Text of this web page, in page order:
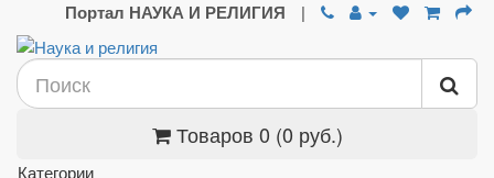
Портал НАУКА И РЕЛИГИЯ |
Товаров 0 (0 руб.)
Категории